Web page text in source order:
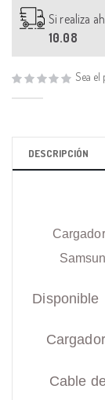
Si realiza
10.08
Sea el
DESCRIPCIÓN
Disponible
Cable